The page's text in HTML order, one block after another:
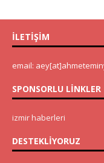
İLETIŞIM
email:
SPONSORLU LINKLER
izmir haberleri
DESTEKLIYORUZ